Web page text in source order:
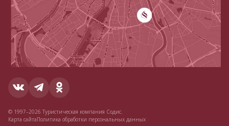
© 1997–2026 Туристическая компания Содис.
Карта сайтаПолитика обработки персональных данных